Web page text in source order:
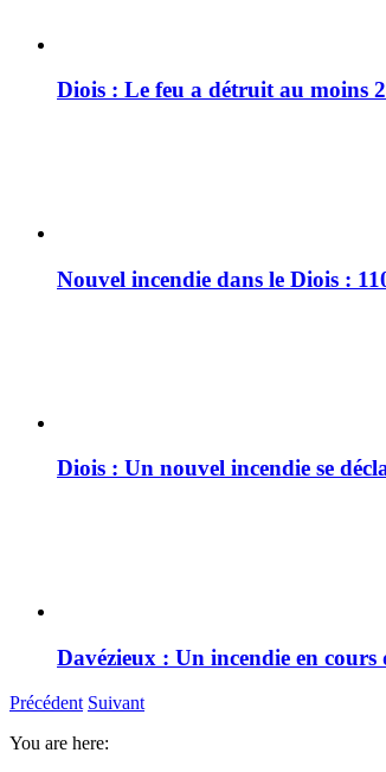
Diois : Le feu a détruit au moins
Nouvel incendie dans le Diois :
Diois : Un nouvel incendie se
Davézieux : Un incendie en cours
Précédent Suivant
You are here: